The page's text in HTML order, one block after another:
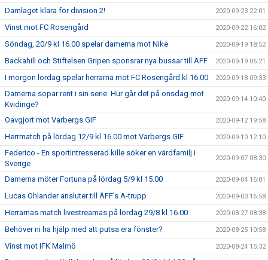
Damlaget klara för division 2! 2020-09-23 22:01
Vinst mot FC Rosengård 2020-09-22 16:02
Söndag, 20/9 kl 16.00 spelar damerna mot Nike 2020-09-19 18:52
Backahill och Stiftelsen Gripen sponsrar nya bussar till ÄFF 2020-09-19 06:21
I morgon lördag spelar herrarna mot FC Rosengård kl 16.00 2020-09-18 09:33
Damerna sopar rent i sin serie. Hur går det på onsdag mot
Kvidinge?
2020-09-14 10:40
Oavgjort mot Varbergs GIF 2020-09-12 19:58
Herrmatch på lördag 12/9 kl 16.00 mot Varbergs GIF 2020-09-10 12:10
Federico - En sportintresserad kille söker en värdfamilj i
Sverige
2020-09-07 08:30
Damerna möter Fortuna på lördag 5/9 kl 15.00 2020-09-04 15:01
Lucas Ohlander ansluter till ÄFF’s A-trupp 2020-09-03 16:58
Herrarnas match livestreamas på lördag 29/8 kl 16.00 2020-08-27 08:38
Behöver ni ha hjälp med att putsa era fönster? 2020-08-25 10:58
Vinst mot IFK Malmö 2020-08-24 15:32